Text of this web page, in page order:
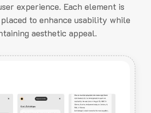
experience. Each element is
to enhance usability while
aesthetic appeal.